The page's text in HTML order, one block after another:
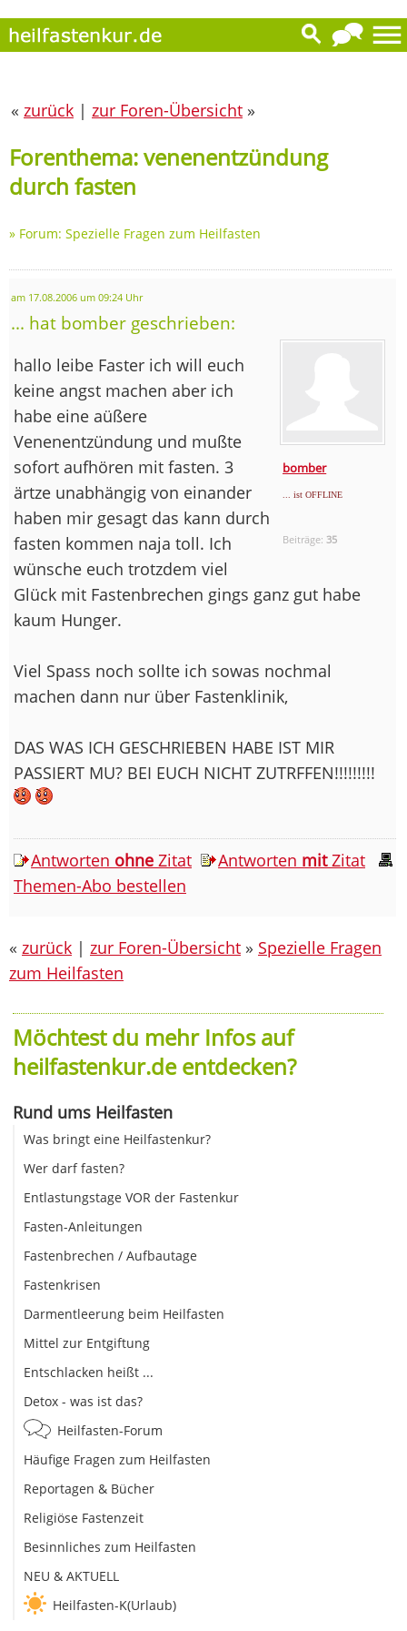
« zurück | zur Foren-Übersicht »
Forenthema: venenentzündung
durch fasten
» Forum: Spezielle Fragen zum Heilfasten
am 17.08.2006 um 09:24 Uhr
... hat bomber geschrieben:
bomber
... ist OFFLINE
Beiträge:35
hallo leibe Faster ich will euch
keine angst machen aber ich
habe eine aüßere
Venenentzündung und mußte
sofort aufhören mit fasten. 3
ärtze unabhängig von einander
haben mir gesagt das kann durch
fasten kommen naja toll. Ich
wünsche euch trotzdem viel
Glück mit Fastenbrechen gings ganz gut habe
kaum Hunger.
Viel Spass noch sollte ich sowas nochmal
machen dann nur über Fastenklinik,
DAS WAS ICH GESCHRIEBEN HABE IST MIR
PASSIERT MU? BEI EUCH NICHT ZUTRFFEN!!!!!!!!!
Antworten ohne Zitat Antworten mitZitat
Themen-Abo bestellen
« zurück | zur Foren-Übersicht » Spezielle Fragen
zum Heilfasten
Möchtest du mehr Infos auf
heilfastenkur.de entdecken?
Rund ums Heilfasten
Was bringt eine Heilfastenkur?
Wer darf fasten?
Entlastungstage VOR der Fastenkur
Fasten-Anleitungen
Fastenbrechen / Aufbautage
Fastenkrisen
Darmentleerung beim Heilfasten
Mittel zur Entgiftung
Entschlacken heißt ...
Detox - was ist das?
Heilfasten-Forum
Häufige Fragen zum Heilfasten
Reportagen & Bücher
Religiöse Fastenzeit
Besinnliches zum Heilfasten
NEU & AKTUELL
Heilfasten-K(Urlaub)